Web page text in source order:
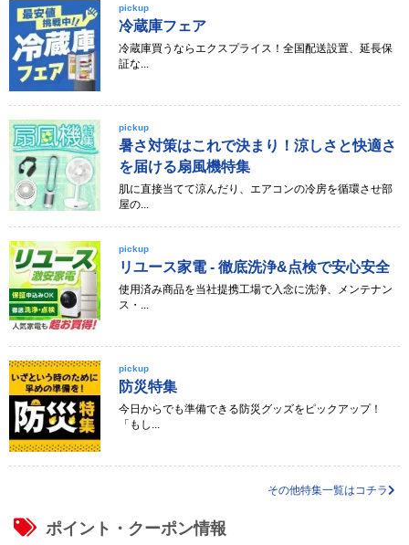
pickup
冷蔵庫フェア
冷蔵庫買うならエクスプライス！全国配送設置、延長保
証な...
pickup
暑さ対策はこれで決まり！涼しさと快適さ
を届ける扇風機特集
肌に直接当てて涼んだり、エアコンの冷房を循環させ部
屋の...
pickup
リユース家電 - 徹底洗浄&点検で安心安全
使用済み商品を当社提携工場で入念に洗浄、メンテナン
ス・...
pickup
防災特集
今日からでも準備できる防災グッズをピックアップ！
「もし...
その他特集一覧はコチラ
ポイント・クーポン情報